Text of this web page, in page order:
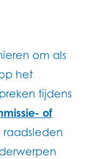
om als
het
tijdens
of
raadsleden